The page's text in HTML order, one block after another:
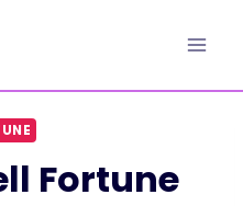
Fortune